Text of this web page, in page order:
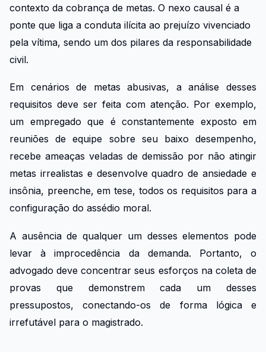
contexto da cobrança de metas. O nexo causal é a
ponte que liga a conduta ilícita ao prejuízo vivenciado
pela vítima, sendo um dos pilares da responsabilidade
civil.
Em cenários de metas abusivas, a análise desses
requisitos deve ser feita com atenção. Por exemplo,
um empregado que é constantemente exposto em
reuniões de equipe sobre seu baixo desempenho,
recebe ameaças veladas de demissão por não atingir
metas irrealistas e desenvolve quadro de ansiedade e
insônia, preenche, em tese, todos os requisitos para a
configuração do assédio moral.
A ausência de qualquer um desses elementos pode
levar à improcedência da demanda. Portanto, o
advogado deve concentrar seus esforços na coleta de
provas que demonstrem cada um desses
pressupostos, conectando-os de forma lógica e
irrefutável para o magistrado.